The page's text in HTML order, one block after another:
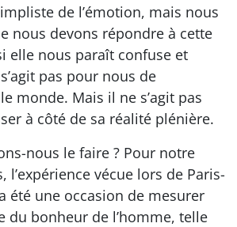
de l’émotion, mais nous
nous devons répondre à cette
elle nous paraît confuse et
pas pour nous de
monde. Mais il ne s’agit pas
à côté de sa réalité plénière.
nous le faire ? Pour notre
l’expérience vécue lors de Paris-
été une occasion de mesurer
du bonheur de l’homme, telle